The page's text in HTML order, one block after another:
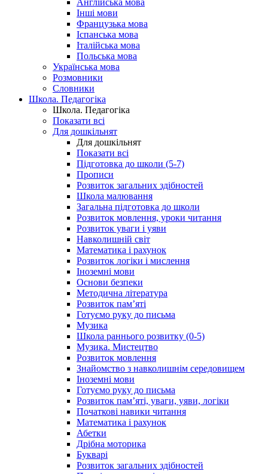
Англійська мова
Інші мови
Французька мова
Іспанська мова
Італійська мова
Польська мова
Українська мова
Розмовники
Словники
Школа. Педагогіка
Школа. Педагогіка
Показати всі
Для дошкільнят
Для дошкільнят
Показати всі
Підготовка до школи (5-7)
Прописи
Розвиток загальних здібностей
Школа малювання
Загальна підготовка до школи
Розвиток мовлення, уроки читання
Розвиток уваги і уяви
Навколишній світ
Математика і рахунок
Розвиток логіки і мислення
Іноземні мови
Основи безпеки
Методична література
Розвиток пам’яті
Готуємо руку до письма
Музика
Школа раннього розвитку (0-5)
Музика. Мистецтво
Розвиток мовлення
Знайомство з навколишнім середовищем
Іноземні мови
Готуємо руку до письма
Розвиток пам’яті, уваги, уяви, логіки
Початкові навики читання
Математика і рахунок
Абетки
Дрібна моторика
Букварі
Розвиток загальних здібностей